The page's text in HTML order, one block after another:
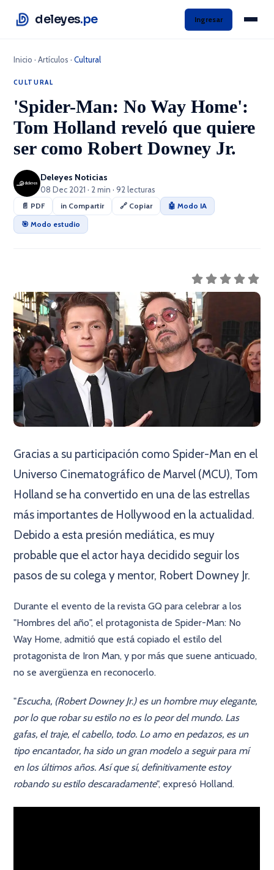
deleyes.pe Ingresar
Inicio ·Artículos ·Cultural
CULTURAL
'Spider-Man: No Way Home':
Tom Holland reveló que quiere
ser como Robert Downey Jr.
Deleyes Noticias
08 Dec 2021 · 2 min · 92 lecturas
📄 PDF in Compartir 🔗 Copiar
🤖 Modo IA
🎯 Modo estudio
Gracias a su participación como Spider-Man en el
Universo Cinematográfico de Marvel (MCU), Tom
Holland se ha convertido en una de las estrellas
más importantes de Hollywood en la actualidad.
Debido a esta presión mediática, es muy
probable que el actor haya decidido seguir los
pasos de su colega y mentor, Robert Downey Jr.
Durante el evento de la revista GQ para celebrar a los
"Hombres del año", el protagonista de Spider-Man: No
Way Home, admitió que está copiado el estilo del
protagonista de Iron Man, y por más que suene anticuado,
no se avergüenza en reconocerlo.
"Escucha, (Robert Downey Jr.) es un hombre muy elegante,
por lo que robar su estilo no es lo peor del mundo. Las
gafas, el traje, el cabello, todo. Lo amo en pedazos, es un
tipo encantador, ha sido un gran modelo a seguir para mí
en los últimos años. Así que sí, definitivamente estoy
robando su estilo descaradamente", expresó Holland.